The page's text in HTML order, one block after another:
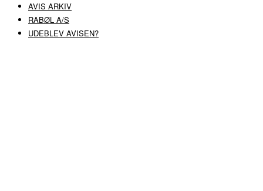
AVIS ARKIV
RABØL A/S
UDEBLEV AVISEN?